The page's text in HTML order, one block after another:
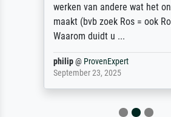
werken van andere wat het
maakt (bvb zoek Ros = ook
Waarom duidt u ...
philip@ProvenExpert
September 23, 2025